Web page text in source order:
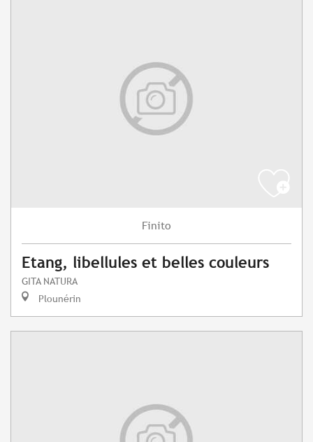
Finito
Etang, libellules et belles couleurs
GITA NATURA
Plounérin